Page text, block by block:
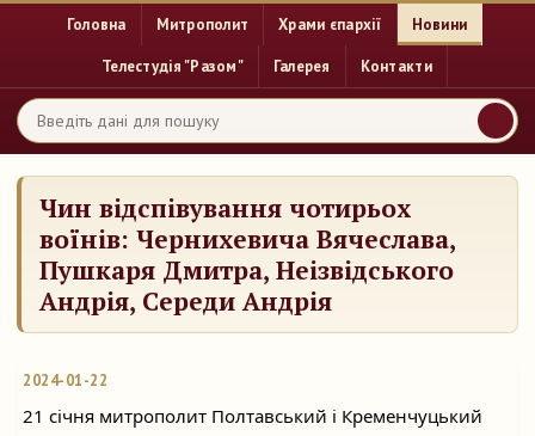
Головна Митрополит Храми єпархії Новини
Телестудія "Разом" Галерея Контакти
Чин відспівування чотирьох
воїнів: Чернихевича Вячеслава,
Пушкаря Дмитра, Неізвідського
Андрія, Середи Андрія
2024-01-22
21 січня митрополит Полтавський і Кременчуцький